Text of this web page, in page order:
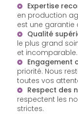
Expertise
en production
est une garantie
Qualité
le plus grand
et incomparable.
Engagement
priorité. Nous
toutes vos
Respect des
respectent les
strictes.